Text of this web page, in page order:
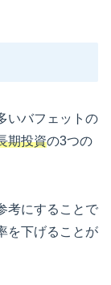
いバフェットの
期投資の3つの
考にすることで
を下げることが